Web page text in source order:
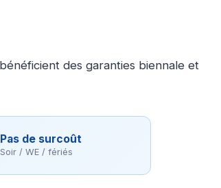
des garanties biennale et
Pas de surcoût
Soir / WE / fériés